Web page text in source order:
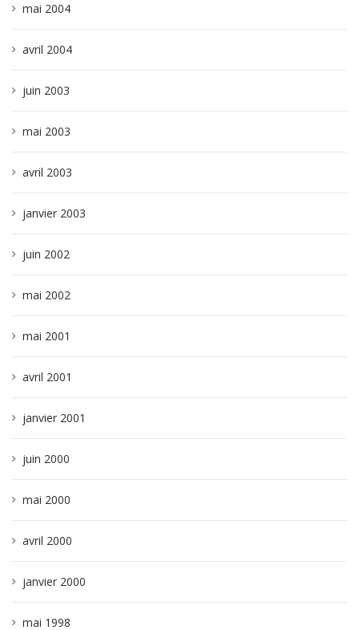
mai 2004
avril 2004
juin 2003
mai 2003
avril 2003
janvier 2003
juin 2002
mai 2002
mai 2001
avril 2001
janvier 2001
juin 2000
mai 2000
avril 2000
janvier 2000
mai 1998